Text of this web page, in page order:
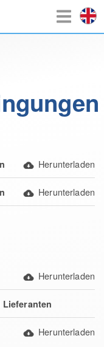
Herunterladen
Herunterladen
Herunterladen
Herunterladen